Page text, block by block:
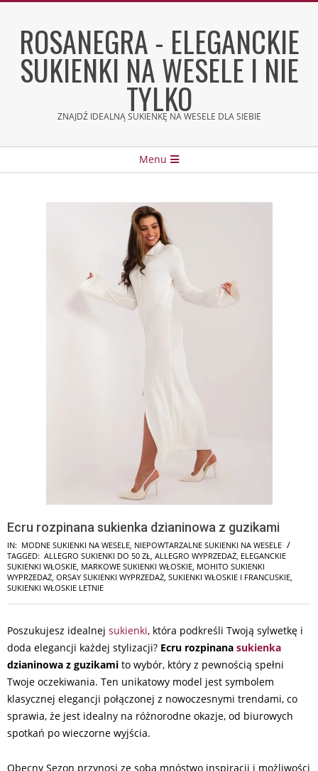
contentROSANEGRA - ELEGANCKIE
SUKIENKI NA WESELE I NIE
TYLKO
ZNAJDŹ IDEALNĄ SUKIENKĘ NA WESELE DLA SIEBIE
Menu
Ecru rozpinana sukienka dzianinowa z guzikami
IN: MODNE SUKIENKI NA WESELE NIEPOWTARZALNE SUKIENKI NA WESELE
TAGGED: ALLEGRO SUKIENKI DO 50 ZŁ ALLEGRO WYPRZEDAŻ ELEGANCKIE
SUKIENKI WŁOSKIE MARKOWE SUKIENKI WŁOSKIE MOHITO SUKIENKI
WYPRZEDAŻ ORSAY SUKIENKI WYPRZEDAŻ SUKIENKI WŁOSKIE I FRANCUSKIE
SUKIENKI WŁOSKIE LETNIE
Poszukujesz idealnej sukienki, która podkreśli Twoją sylwetkę i
doda elegancji każdej stylizacji? Ecru rozpinana sukienka
dzianinowa z guzikami to wybór, który z pewnością spełni
Twoje oczekiwania. Ten unikatowy model jest symbolem
klasycznej elegancji połączonej z nowoczesnymi trendami, co
sprawia, że jest idealny na różnorodne okazje, od biurowych
spotkań po wieczorne wyjścia.
Obecny Sezon przynosi ze sobą mnóstwo inspiracji i możliwości